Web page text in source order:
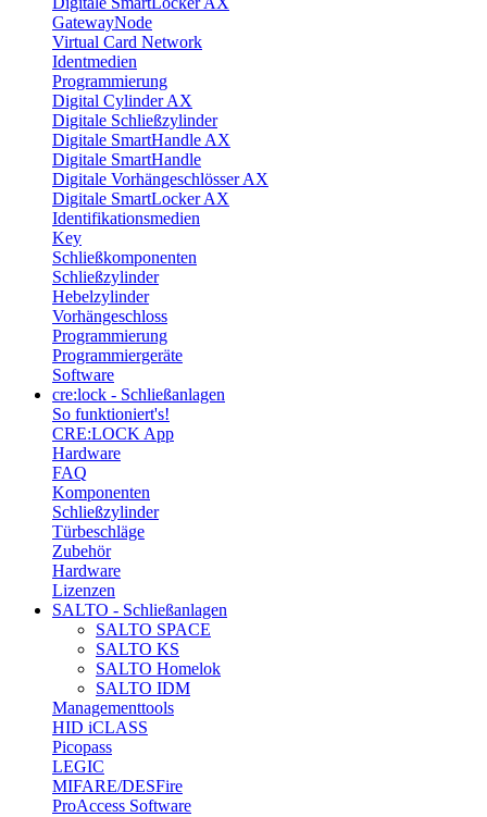
GatewayNode
Virtual Card Network
Identmedien
Programmierung
Digital Cylinder AX
Digitale Schließzylinder
Digitale SmartHandle AX
Digitale SmartHandle
Digitale Vorhängeschlösser AX
Digitale SmartLocker AX
Identifikationsmedien
Key
Schließkomponenten
Schließzylinder
Hebelzylinder
Vorhängeschloss
Programmierung
Programmiergeräte
Software
cre:lock - Schließanlagen
So funktioniert's!
CRE:LOCK App
Hardware
FAQ
Komponenten
Schließzylinder
Türbeschläge
Zubehör
Hardware
Lizenzen
SALTO - Schließanlagen
SALTO SPACE
SALTO KS
SALTO Homelok
SALTO IDM
Managementtools
HID iCLASS
Picopass
LEGIC
MIFARE/DESFire
ProAccess Software